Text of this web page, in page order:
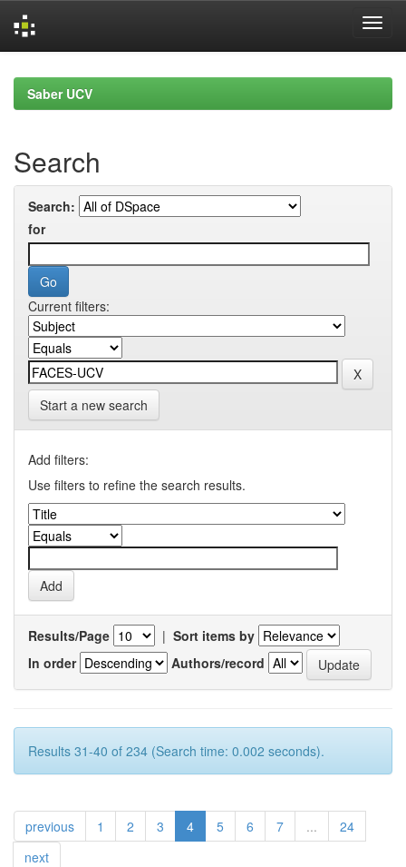
navigationSaber UCV
Search
Search:
for
Current filters:
Start a new search
Add filters:
Use filters to refine the search results.
Results/Page | Sort items by
In order
Authors/record
Results 31-40 of 234 (Search time: 0.002 seconds).
previous 1 2 3 4 5 6 7 ...
24
next